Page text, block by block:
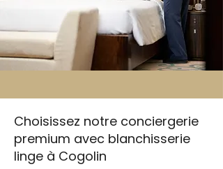
Choisissez notre conciergerie
premium avec blanchisserie
linge à Cogolin